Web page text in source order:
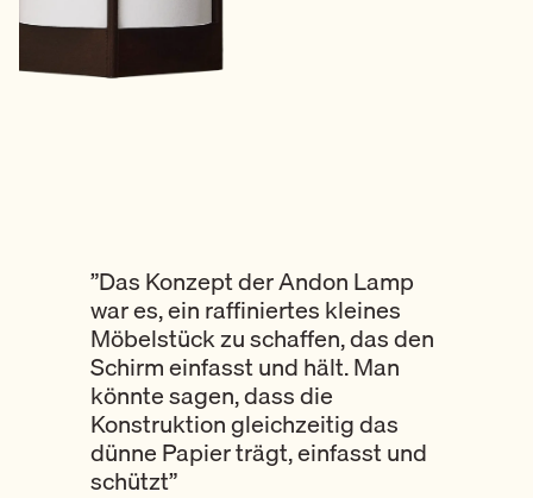
”Das Konzept der Andon Lamp
war es, ein raffiniertes kleines
Möbelstück zu schaffen, das den
Schirm einfasst und hält. Man
könnte sagen, dass die
Konstruktion gleichzeitig das
dünne Papier trägt, einfasst und
schützt”